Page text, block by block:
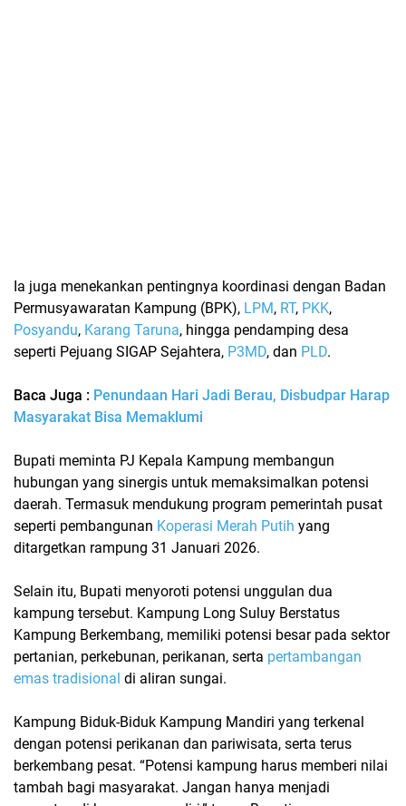
Ia juga menekankan pentingnya koordinasi dengan Badan
Permusyawaratan Kampung (BPK), LPM, RT, PKK,
Posyandu, Karang Taruna, hingga pendamping desa
seperti Pejuang SIGAP Sejahtera, P3MD, dan PLD.
Baca Juga : Penundaan Hari Jadi Berau, Disbudpar Harap
Masyarakat Bisa Memaklumi
Bupati meminta PJ Kepala Kampung membangun
hubungan yang sinergis untuk memaksimalkan potensi
daerah. Termasuk mendukung program pemerintah pusat
seperti pembangunan Koperasi Merah Putih yang
ditargetkan rampung 31 Januari 2026.
Selain itu, Bupati menyoroti potensi unggulan dua
kampung tersebut. Kampung Long Suluy Berstatus
Kampung Berkembang, memiliki potensi besar pada sektor
pertanian, perkebunan, perikanan, serta pertambangan
emas tradisional di aliran sungai.
Kampung Biduk-Biduk Kampung Mandiri yang terkenal
dengan potensi perikanan dan pariwisata, serta terus
berkembang pesat. “Potensi kampung harus memberi nilai
tambah bagi masyarakat. Jangan hanya menjadi